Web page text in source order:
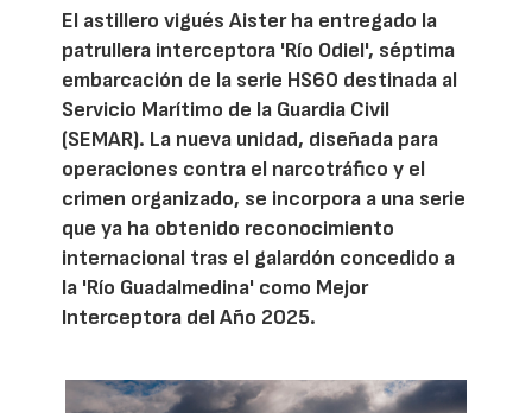
El astillero vigués Aister ha entregado la
patrullera interceptora 'Río Odiel', séptima
embarcación de la serie HS60 destinada al
Servicio Marítimo de la Guardia Civil
(SEMAR). La nueva unidad, diseñada para
operaciones contra el narcotráfico y el
crimen organizado, se incorpora a una serie
que ya ha obtenido reconocimiento
internacional tras el galardón concedido a
la 'Río Guadalmedina' como Mejor
Interceptora del Año 2025.